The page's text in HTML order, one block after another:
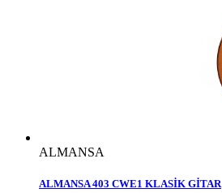
ALMANSA
ALMANSA 403 CWE1 KLASİK GİTAR